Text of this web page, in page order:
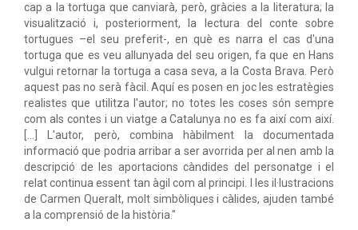
cap a la tortuga que canviarà, però, gràcies a la literatura; la
visualització i, posteriorment, la lectura del conte sobre
tortugues –el seu preferit-, en què es narra el cas d'una
tortuga que es veu allunyada del seu origen, fa que en Hans
vulgui retornar la tortuga a casa seva, a la Costa Brava. Però
aquest pas no serà fàcil. Aquí es posen en joc les estratègies
realistes que utilitza l'autor; no totes les coses són sempre
com als contes i un viatge a Catalunya no es fa així com així.
[...] L'autor, però, combina hàbilment la documentada
informació que podria arribar a ser avorrida per al nen amb la
descripció de les aportacions càndides del personatge i el
relat continua essent tan àgil com al principi. I les il·lustracions
de Carmen Queralt, molt simbòliques i càlides, ajuden també
a la comprensió de la història."